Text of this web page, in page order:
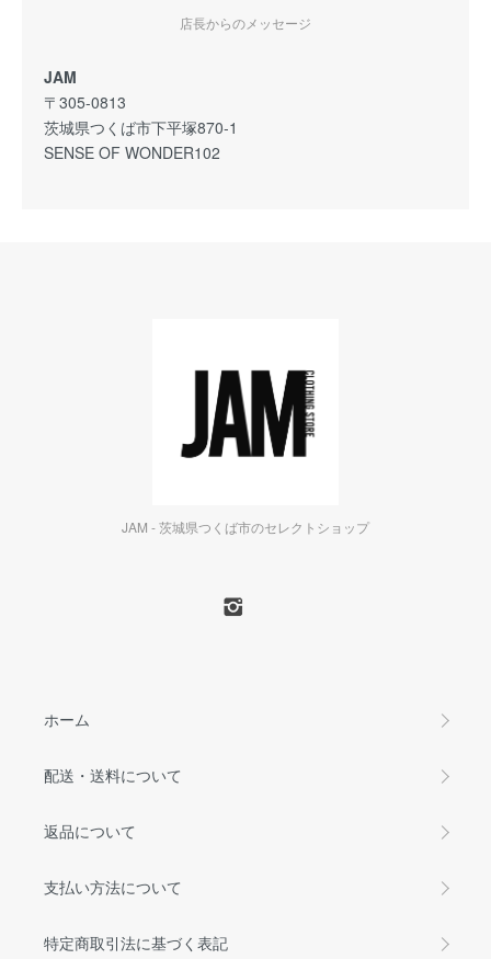
店長からのメッセージ
JAM
〒305-0813
茨城県つくば市下平塚870-1
SENSE OF WONDER102
JAM - 茨城県つくば市のセレクトショップ
ホーム
配送・送料について
返品について
支払い方法について
特定商取引法に基づく表記